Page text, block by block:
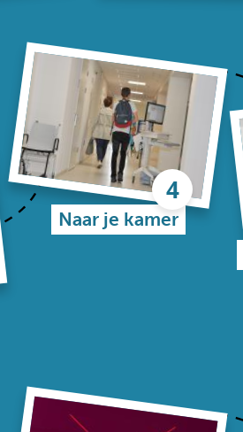
Naar je kamer